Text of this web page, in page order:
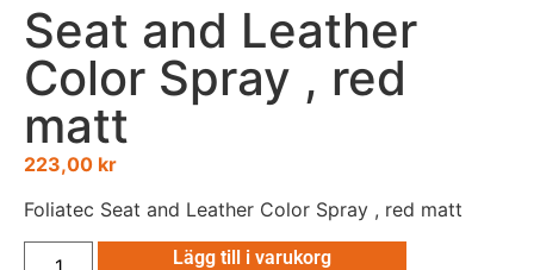
Seat and Leather
Color Spray , red
matt
223,00 kr
Foliatec Seat and Leather Color Spray , red matt
Lägg till i varukorg